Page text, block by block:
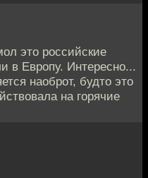
это российские
в Европу. Интересно...
наоброт, будто это
на горячие